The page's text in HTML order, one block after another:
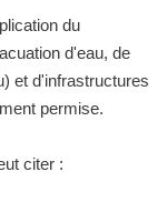
du
d'eau, de
et d'infrastructures
permise.
citer :